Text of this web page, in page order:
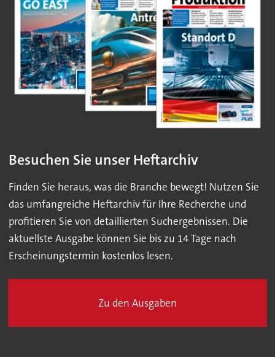
Besuchen Sie unser Heftarchiv
Finden Sie heraus, was die Branche bewegt! Nutzen Sie
das umfangreiche Heftarchiv für Ihre Recherche und
profitieren Sie von detaillierten Suchergebnissen. Die
aktuellste Ausgabe können Sie bis zu 14 Tage nach
Erscheinungstermin kostenlos lesen.
Zu den Ausgaben